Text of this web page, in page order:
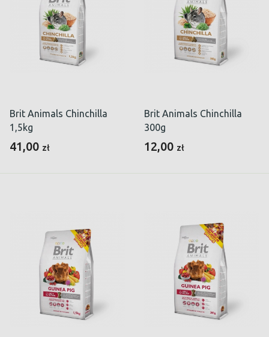
Brit Animals Chinchilla
1,5kg
41,00 zł
Brit Animals Chinchilla
300g
12,00 zł